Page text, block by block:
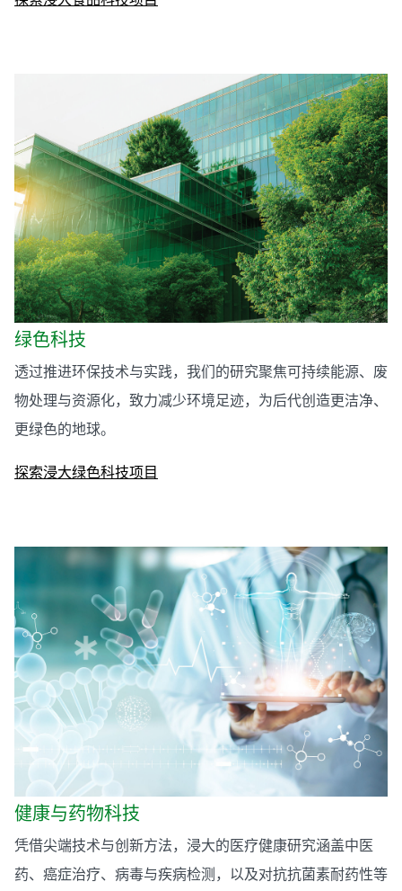
绿色科技
透过推进环保技术与实践，我们的研究聚焦可持续能源、废
物处理与资源化，致力减少环境足迹，为后代创造更洁净、
更绿色的地球。
探索浸大绿色科技项目
健康与药物科技
凭借尖端技术与创新方法，浸大的医疗健康研究涵盖中医
药、癌症治疗、病毒与疾病检测，以及对抗抗菌素耐药性等